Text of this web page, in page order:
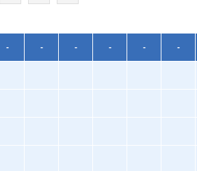
- - - - - -